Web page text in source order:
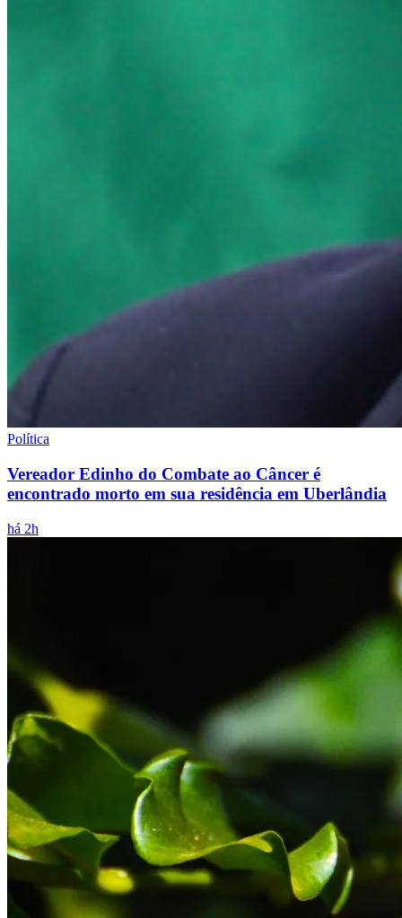
Política
Vereador Edinho do Combate ao Câncer é
encontrado morto em sua residência em Uberlândia
há 2h